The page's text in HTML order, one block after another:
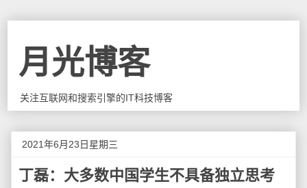
月光博客
关注互联网和搜索引擎的IT科技博客
2021年6月23日星期三
丁磊：大多数中国学生不具备独立思考